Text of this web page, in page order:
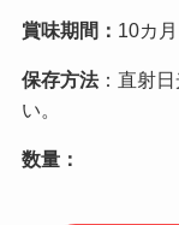
賞味期間： 10カ月
保存方法：直射
い。
数量：